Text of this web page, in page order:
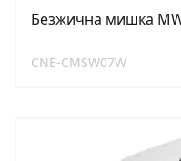
Безжична мишка
CNE-CMSW07W